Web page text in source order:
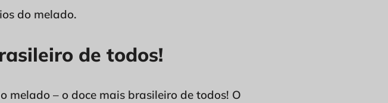
do melado.
de todos!
melado – o doce mais brasileiro de todos! O